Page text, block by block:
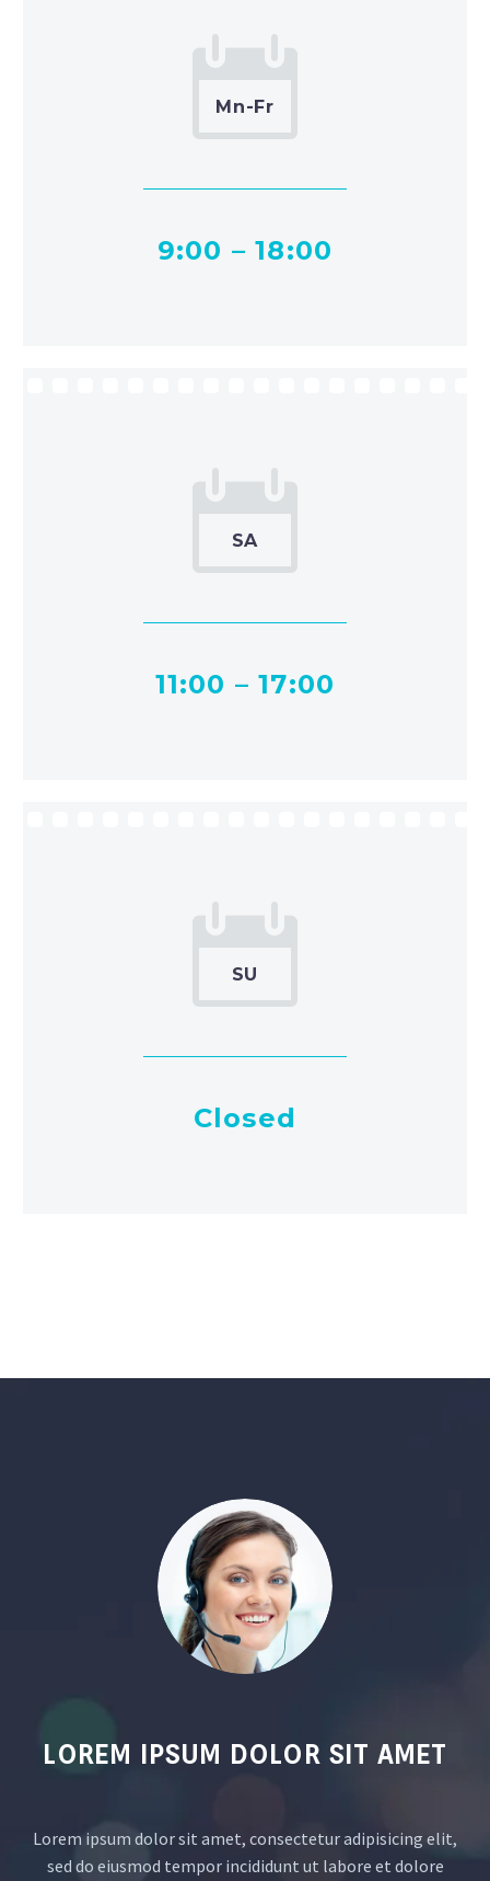
Mn-Fr
9:00 – 18:00
SA
11:00 – 17:00
SU
Closed
LOREM IPSUM DOLOR SIT AMET
Lorem ipsum dolor sit amet, consectetur adipisicing elit,
sed do eiusmod tempor incididunt ut labore et dolore